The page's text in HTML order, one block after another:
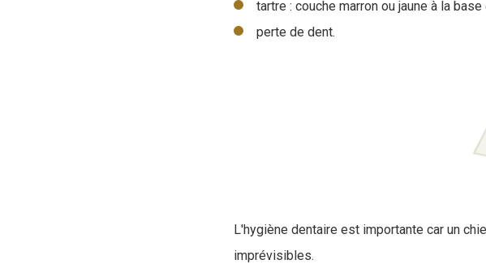
tartre : couche marron ou jaune à la
perte de dent.
L'hygiène dentaire est importante car un
imprévisibles.